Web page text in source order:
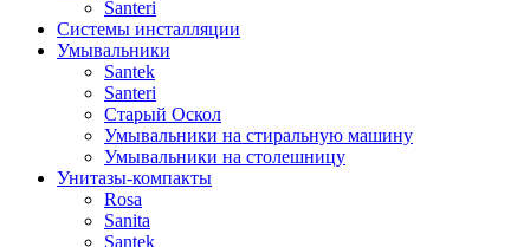
Santeri
Системы инсталляции
Умывальники
Santek
Santeri
Старый Оскол
Умывальники на стиральную машину
Умывальники на столешницу
Унитазы-компакты
Rosa
Sanita
Santek